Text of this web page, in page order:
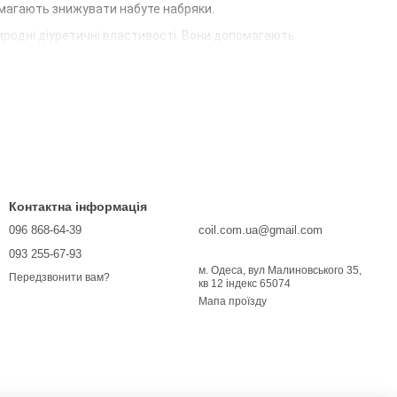
знижувати набуте набряки.
діуретичні властивості. Вони допомагають
та запобігають дегідратації.
Наші діуретики - це результат співпраці з
нирки та водний баланс для збереження свого
Контактна інформація
096 868-64-39
093 255-67-93
Передзвонити вам?
coil.com.ua@gmail.com
м. Одеса, вул Малиновського 35,
кв 12 індекс 65074
Мапа проїзду